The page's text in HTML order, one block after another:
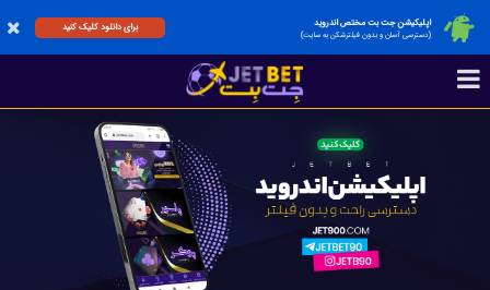
اپلیکیشن جت بت مختص اندروید
(دسترسی آسان و بدون فیلترشکن به سایت)
برای دانلود کلیک کنید